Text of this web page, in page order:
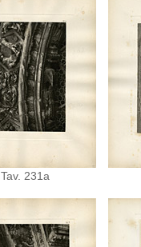
Tav. 231a